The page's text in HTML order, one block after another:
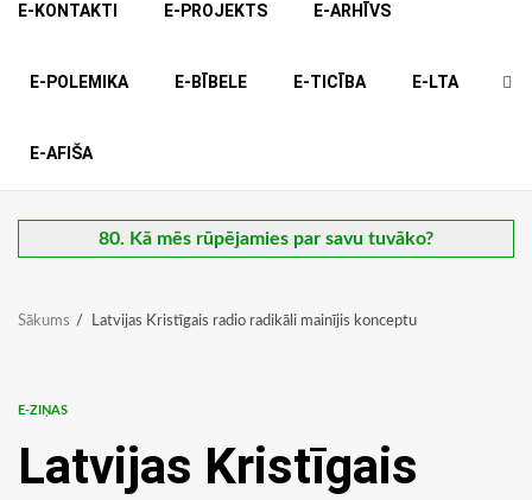
E-KONTAKTI E-PROJEKTS E-ARHĪVS
E-POLEMIKA E-BĪBELE E-TICĪBA E-LTA
E-AFIŠA
80. Kā mēs rūpējamies par savu tuvāko?
Sākums Latvijas Kristīgais radio radikāli mainījis konceptu
E-ZIŅAS
Latvijas Kristīgais